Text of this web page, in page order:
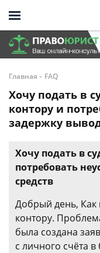
Главная - FAQ
Хочу подать в
контору и
задержку
Хочу подать в
потребовать
средств
Добрый день, Как
контору.
была создана
с личного счёта